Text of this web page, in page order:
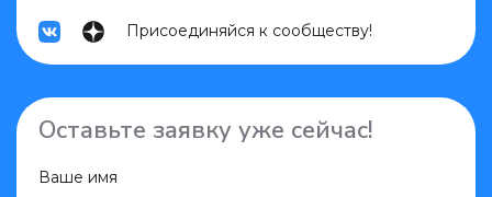
Присоединяйся к сообществу!
Оставьте заявку уже сейчас!
Ваше имя